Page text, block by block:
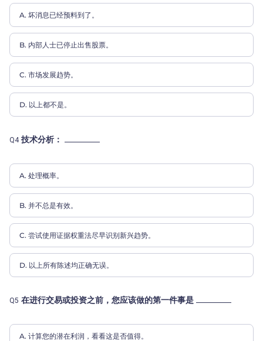
A. 坏消息已经预料到了。
B. 内部人士已停止出售股票。
C. 市场发展趋势。
D. 以上都不是。
Q4技术分析：
A. 处理概率。
B. 并不总是有效。
C. 尝试使用证据权重法尽早识别新兴趋势。
D. 以上所有陈述均正确无误。
Q5 在进行交易或投资之前，您应该做的第一件事是
A. 计算您的潜在利润，看看这是否值得。